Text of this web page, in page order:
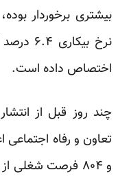
بیشتری برخوردار
نرخ
اختصاص داده است.
چند روز قبل از
و ۸۰۴ فرصت